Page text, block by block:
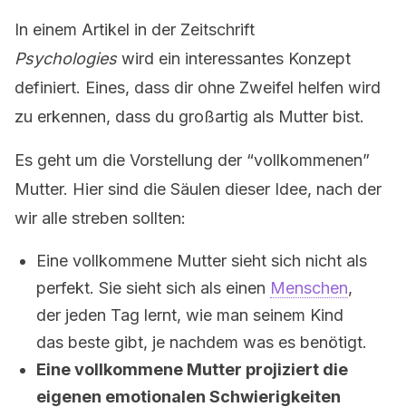
In einem Artikel in der Zeitschrift
Psychologieswird ein interessantes Konzept
definiert. Eines, dass dir ohne Zweifel helfen wird
zu erkennen, dass du großartig als Mutter bist.
Es geht um die Vorstellung der “vollkommenen”
Mutter. Hier sind die Säulen dieser Idee, nach der
wir alle streben sollten:
Eine vollkommene Mutter sieht sich nicht als
perfekt. Sie sieht sich als einen Menschen,
der jeden Tag lernt, wie man seinem Kind
das beste gibt, je nachdem was es benötigt.
Eine vollkommene Mutter projiziert die
eigenen emotionalen Schwierigkeiten